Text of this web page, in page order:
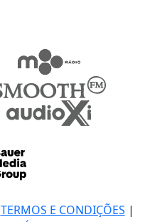
TERMOS E CONDIÇÕES |